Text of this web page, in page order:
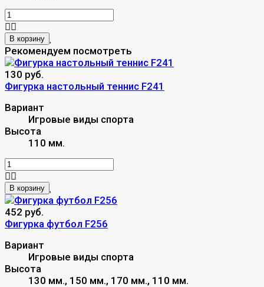
В корзину
Рекомендуем посмотреть
130 руб.
Фигурка настольный теннис F241
Вариант
Игровые виды спорта
Высота
110 мм.
В корзину
452 руб.
Фигурка футбол F256
Вариант
Игровые виды спорта
Высота
130 мм., 150 мм., 170 мм., 110 мм.